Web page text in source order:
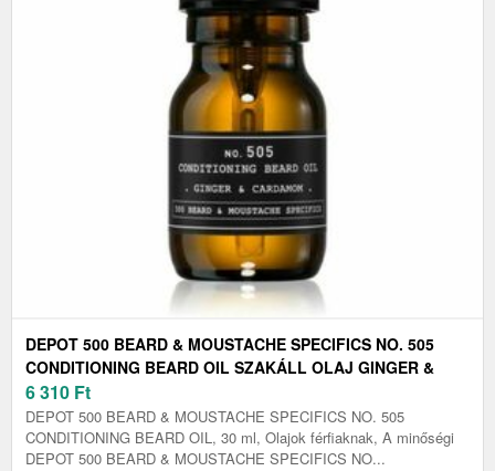
DEPOT 500 BEARD & MOUSTACHE SPECIFICS NO. 505
CONDITIONING BEARD OIL SZAKÁLL OLAJ GINGER &
CARDAMOM 30 ML
6 310 Ft
DEPOT 500 BEARD & MOUSTACHE SPECIFICS NO. 505
CONDITIONING BEARD OIL, 30 ml, Olajok férfiaknak, A minőségi
DEPOT 500 BEARD & MOUSTACHE SPECIFICS NO...